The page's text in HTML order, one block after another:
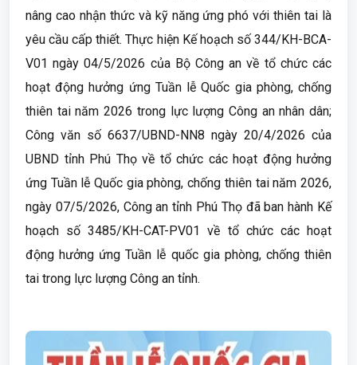
nâng cao nhận thức và kỹ năng ứng phó với thiên tai là
yêu cầu cấp thiết. Thực hiện Kế hoạch số 344/KH-BCA-
V01 ngày 04/5/2026 của Bộ Công an về tổ chức các
hoạt động hưởng ứng Tuần lễ Quốc gia phòng, chống
thiên tai năm 2026 trong lực lượng Công an nhân dân;
Công văn số 6637/UBND-NN8 ngày 20/4/2026 của
UBND tỉnh Phú Thọ về tổ chức các hoạt động hưởng
ứng Tuần lễ Quốc gia phòng, chống thiên tai năm 2026,
ngày 07/5/2026, Công an tỉnh Phú Thọ đã ban hành Kế
hoạch số 3485/KH-CAT-PV01 về tổ chức các hoạt
động hưởng ứng Tuần lễ quốc gia phòng, chống thiên
tai trong lực lượng Công an tỉnh.